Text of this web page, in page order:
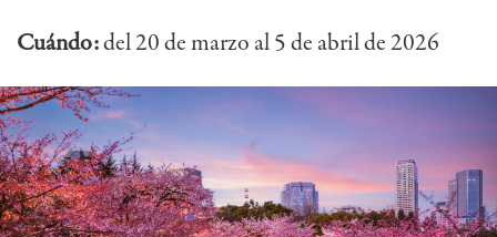
Cuándo:del 20 de marzo al 5 de abril de 2026